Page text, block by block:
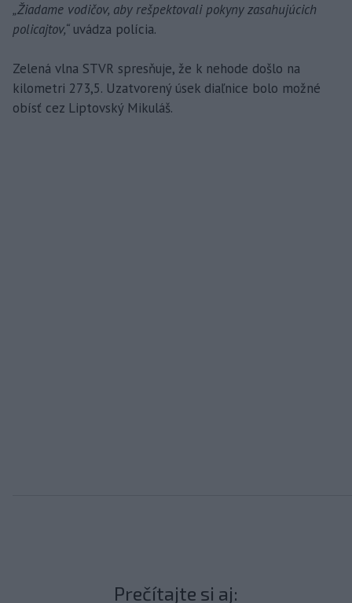
„Žiadame vodičov, aby rešpektovali pokyny zasahujúcich
policajtov,“ uvádza polícia.
Zelená vlna STVR spresňuje, že k nehode došlo na
kilometri 273,5. Uzatvorený úsek diaľnice bolo možné
obísť cez Liptovský Mikuláš.
Prečítajte si aj: